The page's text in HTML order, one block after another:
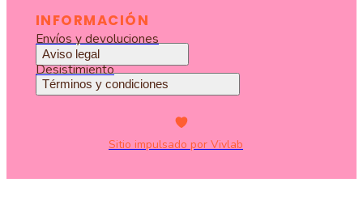
INFORMACIÓN
Aviso legal
Envíos y devoluciones
Términos y condiciones
Desistimiento
Sitio impulsado por Vivlab